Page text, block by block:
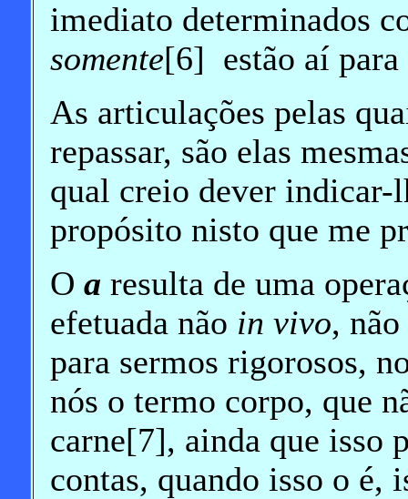
imediato determinados
somente[6] estão aí para
As articulações pelas
repassar, são elas
qual creio dever indicar-
propósito nisto que me
O a resulta de uma
efetuada não in vivo,
para sermos rigorosos,
nós o termo corpo, que
carne[7], ainda que isso
contas, quando isso o é,